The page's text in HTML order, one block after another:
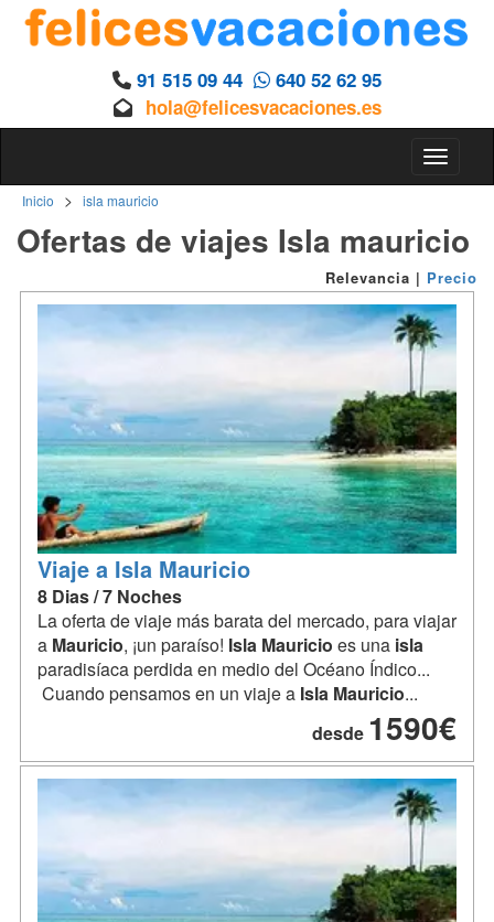
91 515 09 44
640 52 62 95
hola@felicesvacaciones.es
Toggle
Inicio > isla mauricio
Ofertas de viajes Isla mauricio
Relevancia | Precio
Viaje a Isla Mauricio
8 Dias / 7 Noches
La oferta de viaje más barata del mercado, para viajar
a Mauricio, ¡un paraíso! Isla Mauricio es una isla
paradisíaca perdida en medio del Océano Índico...
Cuando pensamos en un viaje a Isla Mauricio...
desde 1590€